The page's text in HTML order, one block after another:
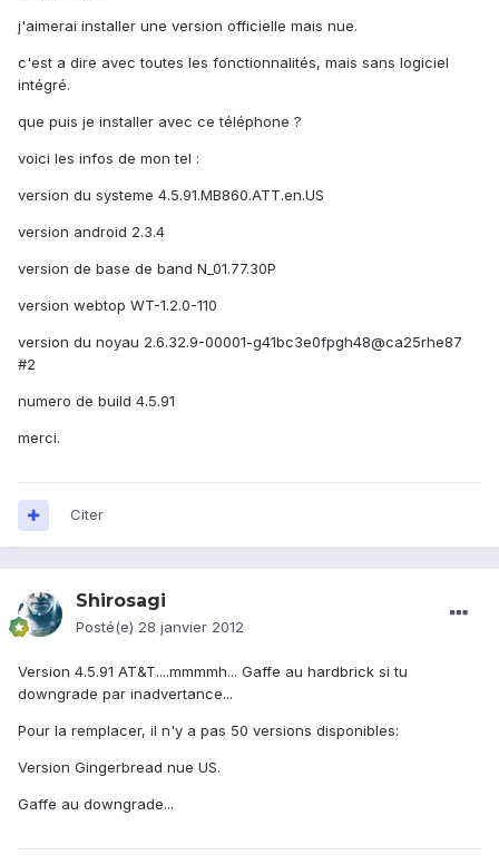
j'aimerai installer une version officielle mais nue.
c'est a dire avec toutes les fonctionnalités, mais sans logiciel
intégré.
que puis je installer avec ce téléphone ?
voici les infos de mon tel :
version du systeme 4.5.91.MB860.ATT.en.US
version android 2.3.4
version de base de band N_01.77.30P
version webtop WT-1.2.0-110
version du noyau 2.6.32.9-00001-g41bc3e0fpgh48@ca25rhe87
#2
numero de build 4.5.91
merci.
Citer
Shirosagi
Posté(e) 28 janvier 2012
Version 4.5.91 AT&T....mmmmh... Gaffe au hardbrick si tu
downgrade par inadvertance...
Pour la remplacer, il n'y a pas 50 versions disponibles:
Version Gingerbread nue US.
Gaffe au downgrade...